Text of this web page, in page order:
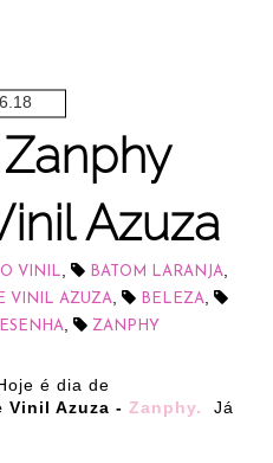
Azuza
VINIL, BATOM LARANJA,
VINIL AZUZA, BELEZA,
, ZANPHY
é dia de
Vinil Azuza - Zanphy.
Já